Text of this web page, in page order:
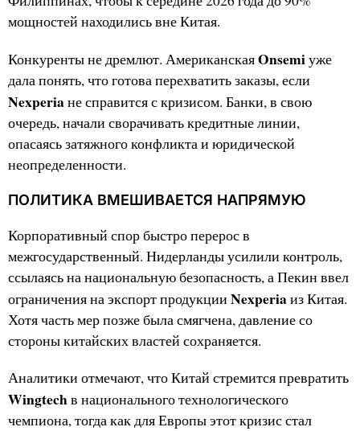
мощностей находились вне Китая.
Конкуренты не дремлют. АмериканскаяOnsemiуже
дала понять, что готова перехватить заказы, если
Nexperiaне справится с кризисом. Банки, в свою
очередь, начали сворачивать кредитные линии,
опасаясь затяжного конфликта и юридической
неопределенности.
ПОЛИТИКА ВМЕШИВАЕТСЯ НАПРЯМУЮ
Корпоративный спор быстро перерос в
межгосударственный. Нидерланды усилили контроль,
ссылаясь на национальную безопасность, а Пекин ввел
ограничения на экспорт продукции Nexperiaиз Китая.
Хотя часть мер позже была смягчена, давление со
стороны китайских властей сохраняется.
Аналитики отмечают, что Китай стремится превратить
Wingtechв национального технологического
чемпиона, тогда как для Европы этот кризис стал